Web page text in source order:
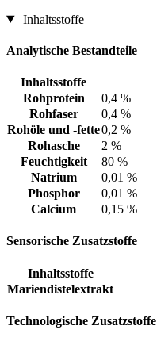
Inhaltsstoffe
Analytische Bestandteile
Inhaltsstoffe
Rohprotein
0,4 %
Rohfaser
0,4 %
Rohöle und -fette0,2 %
Rohasche
2 %
Feuchtigkeit
80 %
Natrium
0,01 %
Phosphor
0,01 %
Calcium
0,15 %
Sensorische Zusatzstoffe
Inhaltsstoffe
Mariendistelextrakt
Technologische Zusatzstoffe